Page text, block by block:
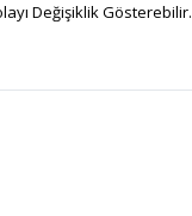
Değişiklik Gösterebilir.